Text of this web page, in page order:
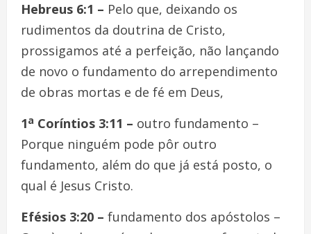
Hebreus 6:1 – Pelo que, deixando os
rudimentos da doutrina de Cristo,
prossigamos até a perfeição, não lançando
de novo o fundamento do arrependimento
de obras mortas e de fé em Deus,
1a Coríntios 3:11 – outro fundamento –
Porque ninguém pode pôr outro
fundamento, além do que já está posto, o
qual é Jesus Cristo.
Efésios 3:20 – fundamento dos apóstolos –